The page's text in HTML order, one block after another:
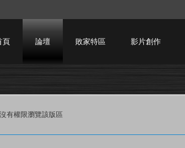
頁 論壇 敗家特區 影片創作
有權限瀏覽該版區